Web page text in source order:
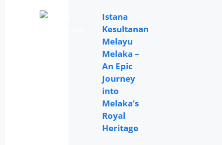
Istana
Kesultanan
Melayu
Melaka –
An Epic
Journey
into
Melaka’s
Royal
Heritage